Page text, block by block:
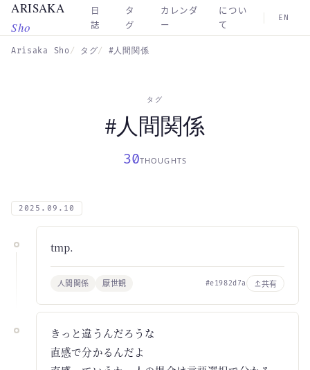
Skip to main content
ARISAKA
Sho
日
誌
タ
グ
カレンダ
ー
につい
て
EN
Arisaka Sho タグ #人間関係
タグ
#人間関係
30THOUGHTS
2025.09.10
tmp.
人間関係 厭世観 #e1982d7a 共有
きっと違うんだろうな
直感で分かるんだよ